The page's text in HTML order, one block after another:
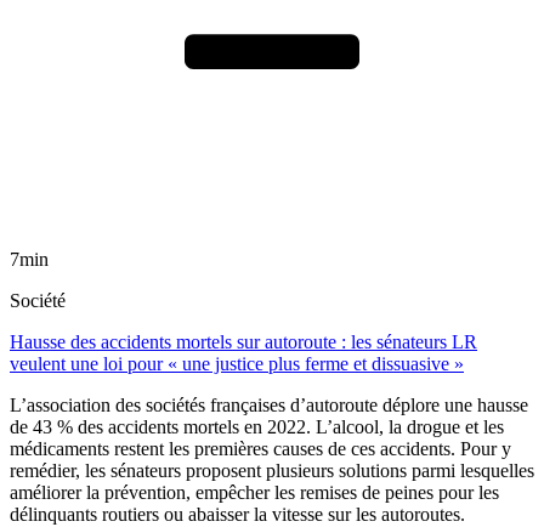
7min
Société
Hausse des accidents mortels sur autoroute : les sénateurs LR
veulent une loi pour « une justice plus ferme et dissuasive »
L’association des sociétés françaises d’autoroute déplore une hausse
de 43 % des accidents mortels en 2022. L’alcool, la drogue et les
médicaments restent les premières causes de ces accidents. Pour y
remédier, les sénateurs proposent plusieurs solutions parmi lesquelles
améliorer la prévention, empêcher les remises de peines pour les
délinquants routiers ou abaisser la vitesse sur les autoroutes.